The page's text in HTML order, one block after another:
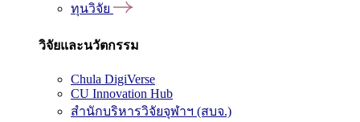
ทุนวิจัย
วิจัยและนวัตกรรม
Chula DigiVerse
CU Innovation Hub
สำนักบริหารวิจัยจุฬาฯ (สบจ.)